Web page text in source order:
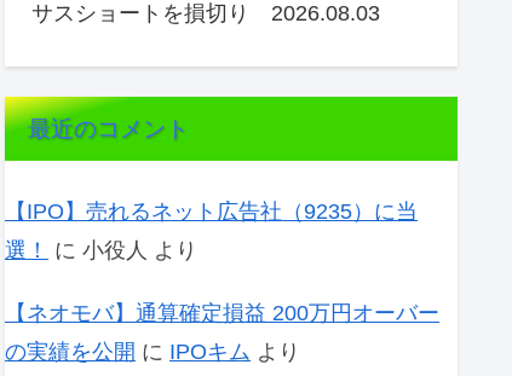
サスショートを損切り 2026.08.03
最近のコメント
【IPO】売れるネット広告社（9235）に当
選！
に 小役人 より
【ネオモバ】通算確定損益 200万円オーバー
の実績を公開 に IPOキム より